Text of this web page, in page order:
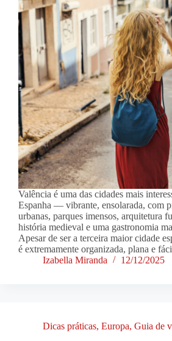
Valência é uma das cidades mais
Espanha — vibrante, ensolarada, com
urbanas, parques imensos, arquitetura
história medieval e uma gastronomia
Apesar de ser a terceira maior cidade
é extremamente organizada, plana e
Izabella Miranda
12/12/2025
Dicas práticas, Europa, Guia de